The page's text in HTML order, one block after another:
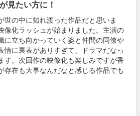
見たい方に！
世の中に知れ渡った作品だと思いま
像化ラッシュが始まりました。主演の
に立ち向かっていく姿と仲間の同僚や
情に裏表がありすぎて、ドラマだなっ
す。次回作の映像化も楽しみですが香
存在も大事なんだなと感じる作品でも